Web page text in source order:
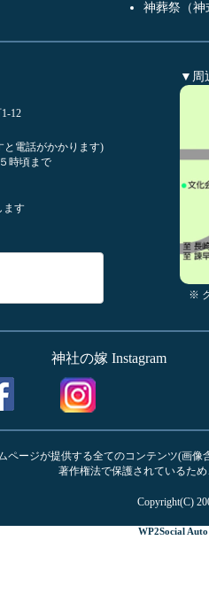
神葬祭（神
12
と電話がかかります)
時頃まで
ます
▼周
※
神社の嫁 Instagram
ページが提供する全てのコンテンツ(画
著作権法で保護されているた
Copyright(C)
WP2Social